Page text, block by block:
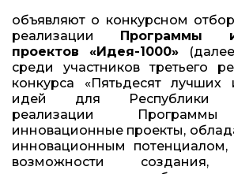
объявляют о конкурсном
реализации Программы
проектов «Идея-1000»
среди участников третьего
конкурса «Пятьдесят лучших
идей для Республики
реализации Программы
инновационные проекты,
инновационным
возможности